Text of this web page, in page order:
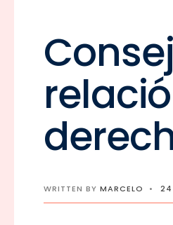
WRITTEN BY MARCELO • 24